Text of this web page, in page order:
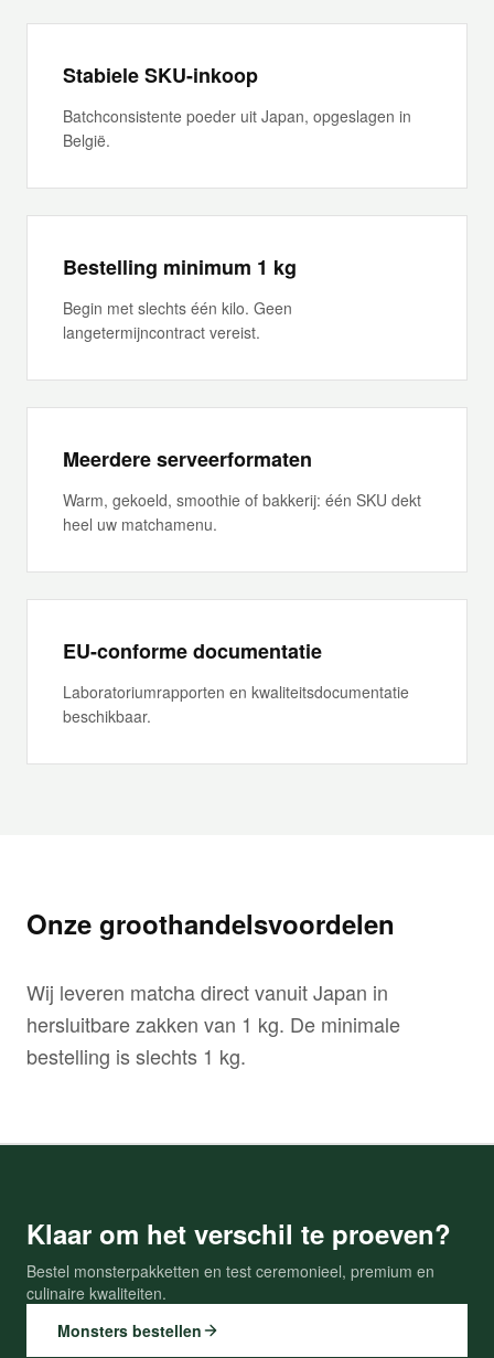
Stabiele SKU-inkoop
Batchconsistente poeder uit Japan, opgeslagen in
België.
Bestelling minimum 1 kg
Begin met slechts één kilo. Geen
langetermijncontract vereist.
Meerdere serveerformaten
Warm, gekoeld, smoothie of bakkerij: één SKU dekt
heel uw matchamenu.
EU-conforme documentatie
Laboratoriumrapporten en kwaliteitsdocumentatie
beschikbaar.
Onze groothandelsvoordelen
Wij leveren matcha direct vanuit Japan in
hersluitbare zakken van 1 kg. De minimale
bestelling is slechts 1 kg.
Klaar om het verschil te proeven?
Bestel monsterpakketten en test ceremonieel, premium en
culinaire kwaliteiten.
Monsters bestellen